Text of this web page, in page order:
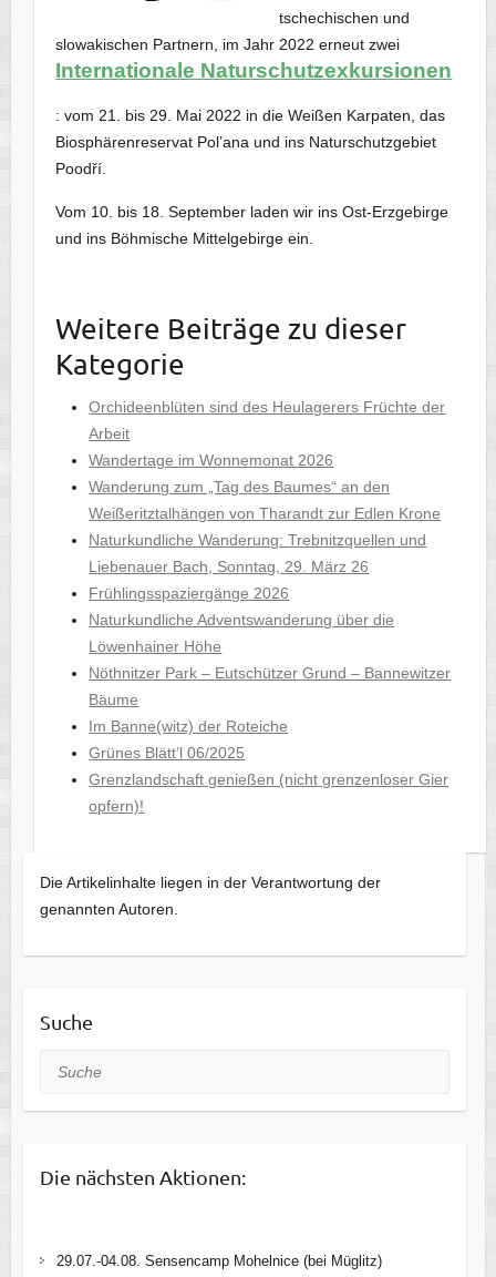
tschechischen und
slowakischen Partnern, im Jahr 2022 erneut zwei
Internationale Naturschutzexkursionen
: vom 21. bis 29. Mai 2022 in die Weißen Karpaten, das
Biosphärenreservat Pol’ana und ins Naturschutzgebiet
Poodří.
Vom 10. bis 18. September laden wir ins Ost-Erzgebirge
und ins Böhmische Mittelgebirge ein.
Weitere Beiträge zu dieser
Kategorie
Orchideenblüten sind des Heulagerers Früchte der
Arbeit
Wandertage im Wonnemonat 2026
Wanderung zum „Tag des Baumes“ an den
Weißeritztalhängen von Tharandt zur Edlen Krone
Naturkundliche Wanderung: Trebnitzquellen und
Liebenauer Bach, Sonntag, 29. März 26
Frühlingsspaziergänge 2026
Naturkundliche Adventswanderung über die
Löwenhainer Höhe
Nöthnitzer Park – Eutschützer Grund – Bannewitzer
Bäume
Im Banne(witz) der Roteiche
Grünes Blätt’l 06/2025
Grenzlandschaft genießen (nicht grenzenloser Gier
opfern)!
Die Artikelinhalte liegen in der Verantwortung der
genannten Autoren.
Suche
Suche
Die nächsten Aktionen:
29.07.-04.08. Sensencamp Mohelnice (bei Müglitz)